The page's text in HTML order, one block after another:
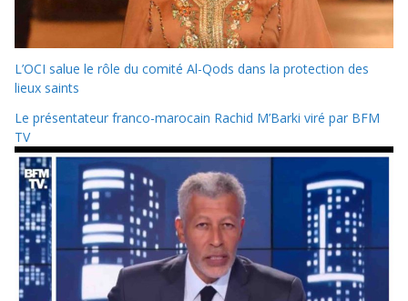
L’OCI salue le rôle du comité Al-Qods dans la protection des
lieux saints
Le présentateur franco-marocain Rachid M’Barki viré par BFM
TV